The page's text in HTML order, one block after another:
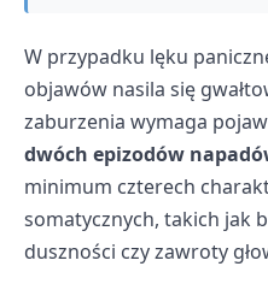
W przypadku lęku
objawów nasila się
zaburzenia wymaga
dwóch epizodów
minimum czterech
somatycznych, takich jak
duszności czy zawroty